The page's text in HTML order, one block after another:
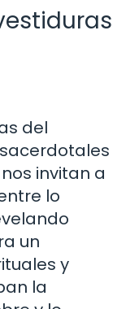
del
invitan a
lo
un
y
la